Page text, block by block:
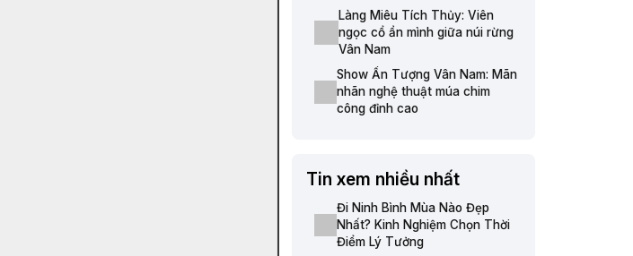
Làng Miêu Tích Thủy: Viên
ngọc cổ ẩn mình giữa núi rừng
Vân Nam
Show Ấn Tượng Vân Nam: Mãn
nhãn nghệ thuật múa chim
công đỉnh cao
Tin xem nhiều nhất
Đi Ninh Bình Mùa Nào Đẹp
Nhất? Kinh Nghiệm Chọn Thời
Điểm Lý Tưởng